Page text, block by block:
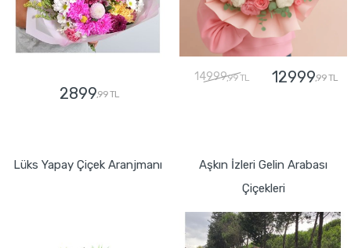
2899,99 TL
14999,99 TL 12999,99 TL
Lüks Yapay Çiçek Aranjmanı
Aşkın İzleri Gelin Arabası
Çiçekleri